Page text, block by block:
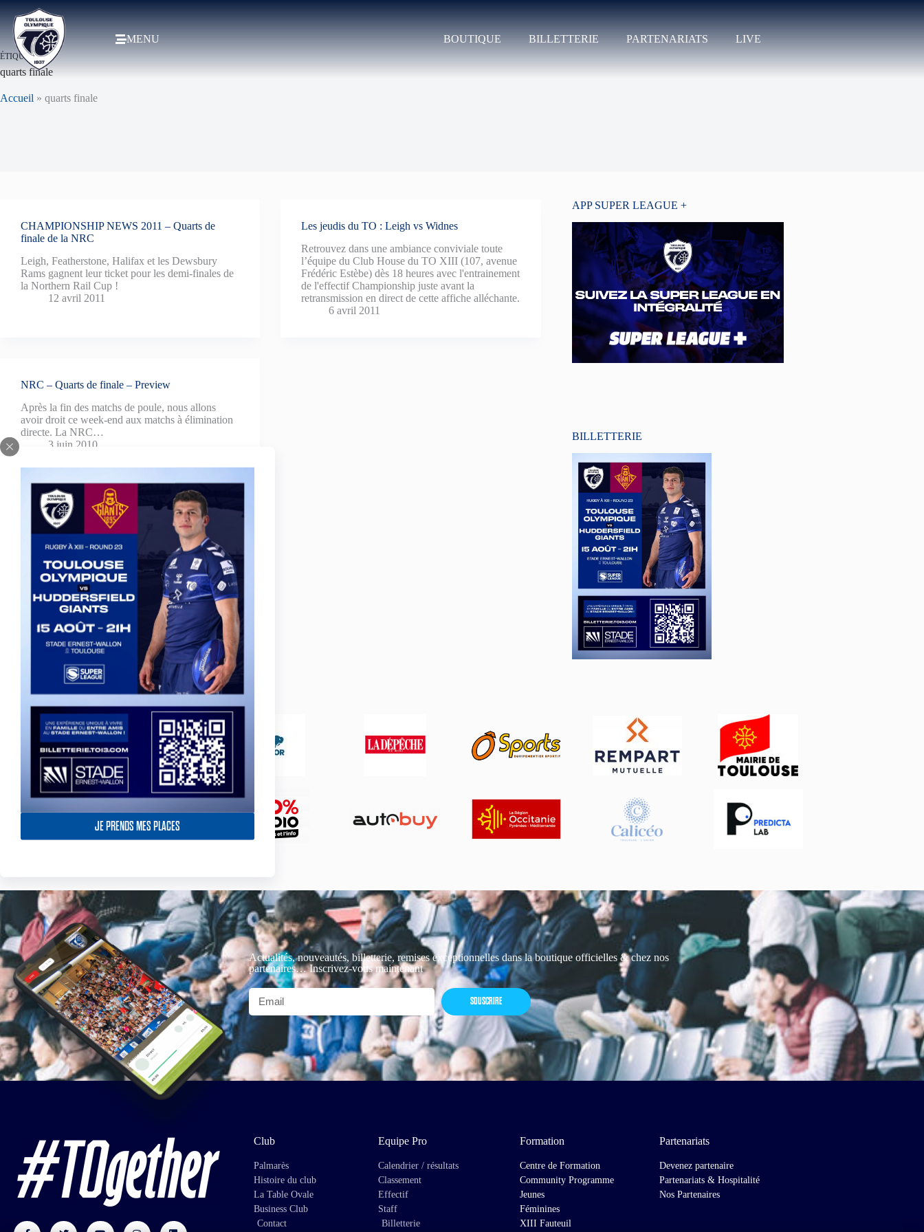
JE PRENDS MES PLACES
MENU BOUTIQUE BILLETTERIE PARTENARIATS LIVE
ÉTIQUETTE
quarts finale
Accueil » quarts finale
CHAMPIONSHIP NEWS 2011 – Quarts de
finale de la NRC
Leigh, Featherstone, Halifax et les Dewsbury
Rams gagnent leur ticket pour les demi-finales de
la Northern Rail Cup !
12 avril 2011
Les jeudis du TO : Leigh vs Widnes
Retrouvez dans une ambiance conviviale toute
l’équipe du Club House du TO XIII (107, avenue
Frédéric Estèbe) dès 18 heures avec l'entrainement
de l'effectif Championship juste avant la
retransmission en direct de cette affiche alléchante.
6 avril 2011
NRC – Quarts de finale – Preview
Après la fin des matchs de poule, nous allons
avoir droit ce week-end aux matchs à élimination
directe. La NRC…
3 juin 2010
APP SUPER LEAGUE +
BILLETTERIE
Actualités, nouveautés, billetterie, remises exceptionnelles dans la boutique officielles & chez nos
partenaires… Inscrivez-vous maintenant
SOUSCRIRE
Club
Palmarès
Histoire du club
La Table Ovale
Business Club
Contact
Equipe Pro
Calendrier / résultats
Classement
Effectif
Staff
Billetterie
Formation
Centre de Formation
Community Programme
Jeunes
Féminines
XIII Fauteuil
Partenariats
Devenez partenaire
Partenariats & Hospitalité
Nos Partenaires